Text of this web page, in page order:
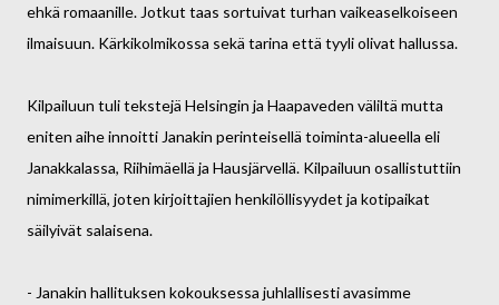
ehkä romaanille. Jotkut taas sortuivat turhan vaikeaselkoiseen
ilmaisuun. Kärkikolmikossa sekä tarina että tyyli olivat hallussa.
Kilpailuun tuli tekstejä Helsingin ja Haapaveden väliltä mutta
eniten aihe innoitti Janakin perinteisellä toiminta-alueella eli
Janakkalassa, Riihimäellä ja Hausjärvellä. Kilpailuun osallistuttiin
nimimerkillä, joten kirjoittajien henkilöllisyydet ja kotipaikat
säilyivät salaisena.
- Janakin hallituksen kokouksessa juhlallisesti avasimme